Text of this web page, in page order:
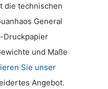
die technischen
General
Druckpapier
und Maße
Sie unser
Angebot.